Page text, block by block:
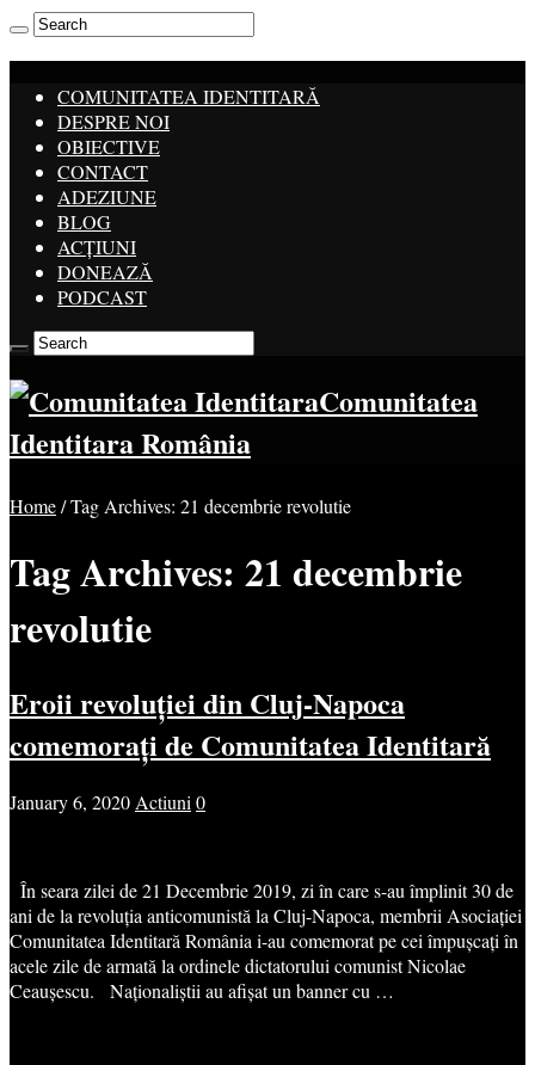
COMUNITATEA IDENTITARĂ
DESPRE NOI
OBIECTIVE
CONTACT
ADEZIUNE
BLOG
ACȚIUNI
DONEAZĂ
PODCAST
Comunitatea
Identitara România
Home/Tag Archives: 21 decembrie revolutie
Tag Archives: 21 decembrie
revolutie
Eroii revoluției din Cluj-Napoca
comemorați de Comunitatea Identitară
January 6, 2020 Actiuni 0
În seara zilei de 21 Decembrie 2019, zi în care s-au împlinit 30 de
ani de la revoluția anticomunistă la Cluj-Napoca, membrii Asociației
Comunitatea Identitară România i-au comemorat pe cei împușcați în
acele zile de armată la ordinele dictatorului comunist Nicolae
Ceaușescu. Naționaliștii au afișat un banner cu …